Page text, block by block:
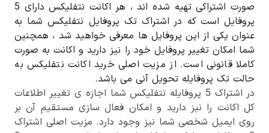
صورت اشتراکی تهیه شده اند ، هر اکانت نتفلیکس دارای 5
پروفایل است که در اشتراک تک پروفایل نتفلیکس شما به
عنوان یکی از این پروفایل ها معرفی خواهید شد ، همچنین
شما امکان تغییر پروفایل خود را نیز دارید و اکانت به صورت
کاملا قانونی است. از مزیت اصلی خرید اکانت نتفلیکس به
حالت تک پروفایله تحویل آنی می باشد.
در اشتراک 5 پروفایله نتفلیکس شما اجازه ی تغییر اطلاعات
کل اکانت را نیز دارید و امکان فعال سازی مستقیم آن بر
روی ایمیل شخصی شما نیز وجود دارد. مزیت اصلی اشتراک